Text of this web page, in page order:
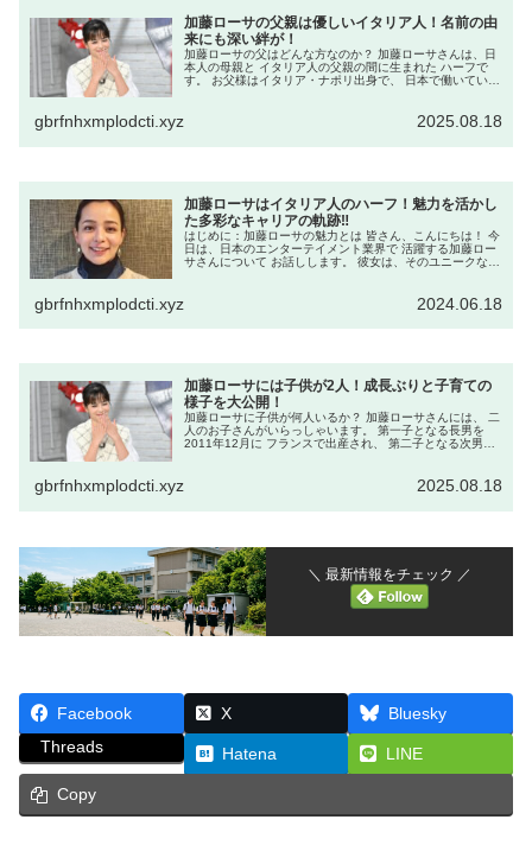
加藤ローサの父親は優しいイタリア人！名前の由
来にも深い絆が！
加藤ローサの父はどんな方なのか？ 加藤ローサさんは、日
本人の母親と イタリア人の父親の間に生まれた ハーフで
す。 お父様はイタリア・ナポリ出身で、 日本で働いていた
gbrfnhxmplodcti.xyz 2025.08.18
加藤ローサはイタリア人のハーフ！魅力を活かし
た多彩なキャリアの軌跡‼
はじめに：加藤ローサの魅力とは 皆さん、こんにちは！ 今
日は、日本のエンターテイメント業界で 活躍する加藤ロー
サさんについて お話しします。 彼女は、そのユニークな背
gbrfnhxmplodcti.xyz 2024.06.18
加藤ローサには子供が2人！成長ぶりと子育ての
様子を大公開！
加藤ローサに子供が何人いるか？ 加藤ローサさんには、 二
人のお子さんがいらっしゃいます。 第一子となる長男を
2011年12月に フランスで出産され、 第二子となる次男を
gbrfnhxmplodcti.xyz 2025.08.18
＼ 最新情報をチェック ／
Facebook X
Bluesky
Threads
Hatena LINE
Copy